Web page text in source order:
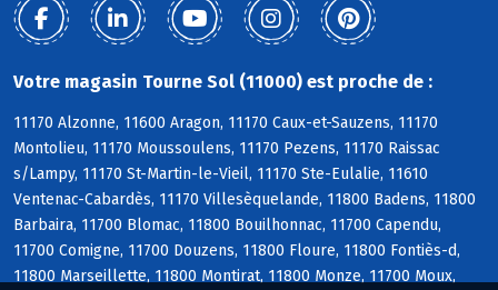
Votre magasin Tourne Sol (11000) est proche de :
11170 Alzonne, 11600 Aragon, 11170 Caux-et-Sauzens, 11170
Montolieu, 11170 Moussoulens, 11170 Pezens, 11170 Raissac
s/Lampy, 11170 St-Martin-le-Vieil, 11170 Ste-Eulalie, 11610
Ventenac-Cabardès, 11170 Villesèquelande, 11800 Badens, 11800
Barbaira, 11700 Blomac, 11800 Bouilhonnac, 11700 Capendu,
11700 Comigne, 11700 Douzens, 11800 Floure, 11800 Fontiès-d,
11800 Marseillette, 11800 Montirat, 11800 Monze, 11700 Moux,